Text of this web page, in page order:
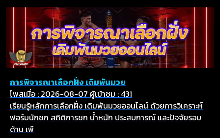
การพิจารณาเลือกฝั่ง เดิมพันมวย
โพสเมื่อ : 2026-08-07 ผู้เข้าชม : 431
เรียนรู้หลักการเลือกฝั่ง เดิมพันมวยออนไลน์ ด้วยการวิเคราะห์
ฟอร์มนักชก สถิติการชก น้ำหนัก ประสบการณ์ และปัจจัยรอบ
ด้าน เพื